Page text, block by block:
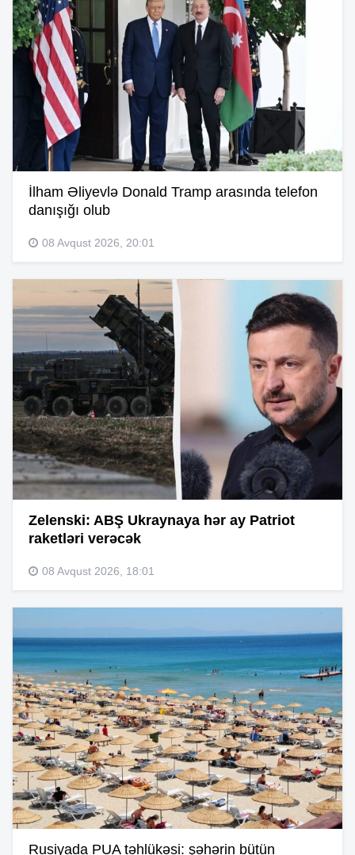
İlham Əliyevlə Donald Tramp arasında telefon
danışığı olub
08 Avqust 2026, 20:01
Zelenski: ABŞ Ukraynaya hər ay Patriot
raketləri verəcək
08 Avqust 2026, 18:01
Rusiyada PUA təhlükəsi: şəhərin bütün